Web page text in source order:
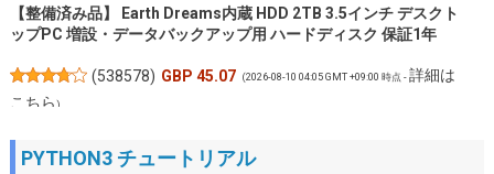
【整備済み品】 Earth Dreams内蔵 HDD 2TB 3.5インチ デスクト
ップPC 増設・データバックアップ用 ハードディスク 保証1年
(538578) GBP 45.07 (2026-08-10 04:05 GMT +09:00 時点 -詳細は
こちら)
PYTHON3 チュートリアル